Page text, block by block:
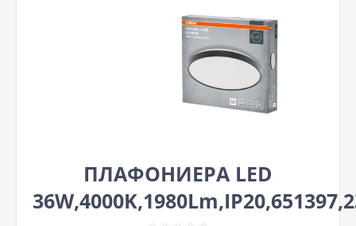
ПЛАФОНИЕРА LED